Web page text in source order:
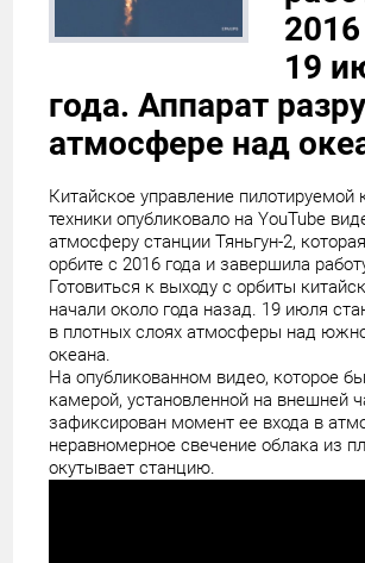
19
года. Аппарат
атмосфере над
Китайское управление пилотируемой
техники опубликовало на YouTube
атмосферу станции Тяньгун-2,
орбите с 2016 года и завершила
Готовиться к выходу с орбиты
начали около года назад. 19 июля
в плотных слоях атмосферы над
океана.
На опубликованном видео, которое
камерой, установленной на внешней
зафиксирован момент ее входа в
неравномерное свечение облака из
окутывает станцию.